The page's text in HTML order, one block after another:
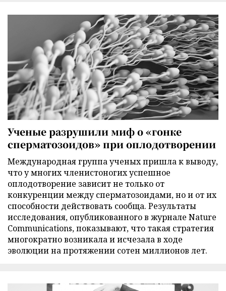
Ученые разрушили миф о «гонке
сперматозоидов» при оплодотворении
Международная группа ученых пришла к выводу,
что у многих членистоногих успешное
оплодотворение зависит не только от
конкуренции между сперматозоидами, но и от их
способности действовать сообща. Результаты
исследования, опубликованного в журнале Nature
Communications, показывают, что такая стратегия
многократно возникала и исчезала в ходе
эволюции на протяжении сотен миллионов лет.